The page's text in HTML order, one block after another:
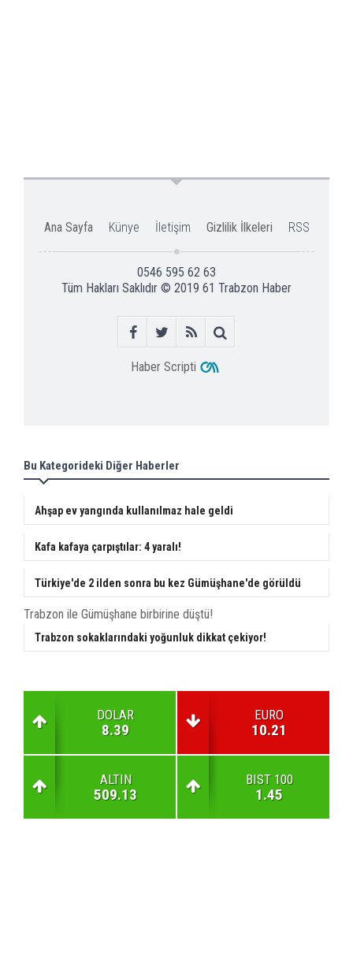
Ana Sayfa Künye İletişim Gizlilik İlkeleri RSS
0546 595 62 63
Tüm Hakları Saklıdır © 2019 61 Trabzon Haber
Haber Scripti
Bu Kategorideki Diğer Haberler
Ahşap ev yangında kullanılmaz hale geldi
Kafa kafaya çarpıştılar: 4 yaralı!
Türkiye'de 2 ilden sonra bu kez Gümüşhane'de görüldü
Trabzon ile Gümüşhane birbirine düştü!
Trabzon sokaklarındaki yoğunluk dikkat çekiyor!
DOLAR
8.39
EURO
10.21
ALTIN
509.13
BIST 100
1.45